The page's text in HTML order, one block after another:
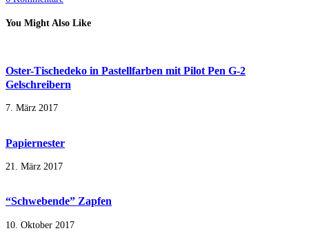
You Might Also Like
Oster-Tischedeko in Pastellfarben mit Pilot Pen G-2
Gelschreibern
7. März 2017
Papiernester
21. März 2017
“Schwebende” Zapfen
10. Oktober 2017